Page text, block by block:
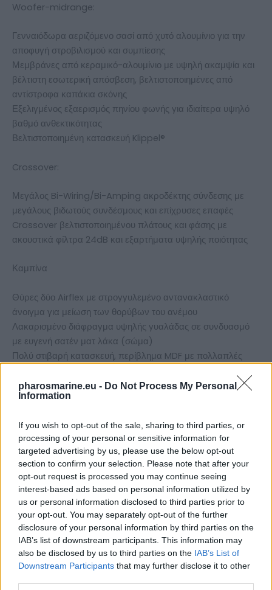
pharosmarine.eu - Do Not Process My Personal
Information
If you wish to opt-out of the sale, sharing to third parties, or
processing of your personal or sensitive information for
targeted advertising by us, please use the below opt-out
section to confirm your selection. Please note that after your
opt-out request is processed you may continue seeing
interest-based ads based on personal information utilized by
us or personal information disclosed to third parties prior to
your opt-out. You may separately opt-out of the further
disclosure of your personal information by third parties on the
IAB’s list of downstream participants. This information may
also be disclosed by us to third parties on the IAB’s List of
Downstream Participants that may further disclose it to other
Woofer-midrange:
Γενναιόδωρα αεριζόμενο σασί από χυτό αλουμίνιο για την
αποφυγή στροβιλισμού και συμπίεσης
Μεμβράνες από κεραμικό-αλουμίνιο με υψηλή ακαμψία και
βέλτιστη εσωτερική απόσβεση, βελτιστοποιημένες από
αντίστροφα καπάκια σκόνης
Εξελιγμένος εξαερισμός πηνίου φωνής για ιδιαίτερα υψηλό
βαθμό ανθεκτικότητας
Βελτιστοποιημένη κατασκευή Klippel®
Crossover:
Μεγάλος Bi-Wiring/Bi-Amping ακροδέκτης σύνδεσης με
μεγάλους βιδωτούς συνδέσμους και επίχρυσες επαφές
Crossover βελτιστοποιημένου πλάτους και φάσης με
ακουστικά φίλτρα 24dB και εξαρτήματα υψηλής ποιότητας
Καμπίνα
Θύρες δύο Airflex με στρογγυλεμένο αντανακλαστικό
άνοιγμα για μείωση των θορύβων του ανέμου
Λακαρισμένο διάφραγμα υψηλής γυαλάδας σε συνδυασμό
με ευγενή σατέν ματ λάκα (σώμα)
Πολύ στιβαρή κατασκευή, περίβλημα MDF με πολλαπλές
Αφαιρούμενο προστατευτικό κάλυμμα με βέλτιστη μετάδοση
ήχου και κρυφές μαγνήτες
Χαρακτηριστικά:
3 way bass reflex
Ηχεία: 2 x 6.5″ woofer-midrange 1.2″ dome-tweeter 0.75″
super-tweeter
Ισχύς (RMS/MAX.): 120 / 190 Watts
Ευαισθησία (2.8V/1M): 91 dB
Αντίσταση: 4 – 8 Ohms
Απόκριση Συχνοτήτων: 31 – 54000 Hz
Συχνότητες Crossover: 2700 Hz/17000 Hz